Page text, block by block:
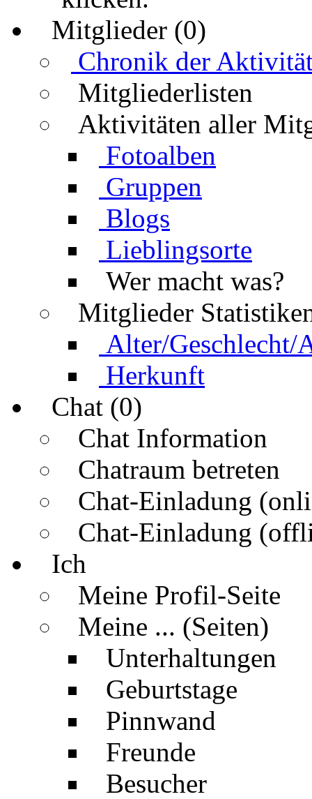
Mitglieder (0)
Chronik der
Mitgliederlisten
Aktivitäten aller
Fotoalben
Gruppen
Blogs
Lieblingsorte
Wer macht was?
Mitglieder
Alter/Geschlecht/
Herkunft
Chat (0)
Chat Information
Chatraum betreten
Chat-Einladung
Chat-Einladung
Ich
Meine Profil-Seite
Meine ... (Seiten)
Unterhaltungen
Geburtstage
Pinnwand
Freunde
Besucher